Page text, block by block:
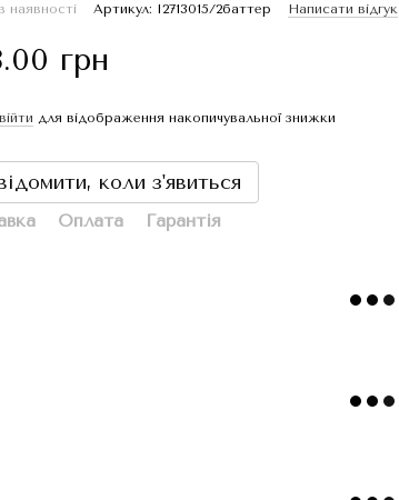
наявності Артикул: I2713015/2баттер Написати відгук
грн
для відображення накопичувальної знижки
коли з'явиться
Оплата Гарантія